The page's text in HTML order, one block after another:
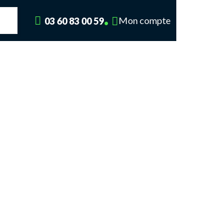
03 60 83 00 59 Mon compte